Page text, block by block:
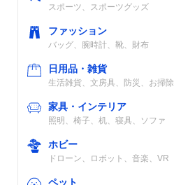
スポーツ、スポーツグッズ
ファッション
バッグ、腕時計、靴、財布
日用品・雑貨
生活雑貨、文房具、防災、お掃除
家具・インテリア
照明、椅子、机、寝具、ソファ
ホビー
ドローン、ロボット、音楽、VR
ペット